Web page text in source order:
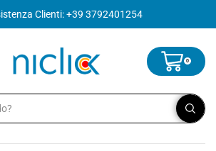
Clienti: +39 3792401254
0